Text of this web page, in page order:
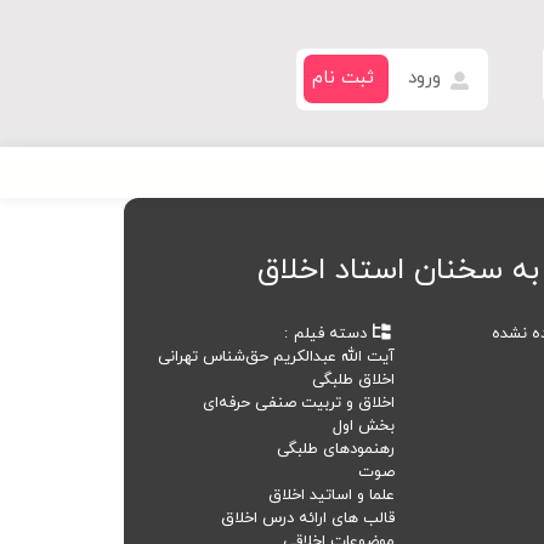
ورود ثبت نام
سخنان استاد اخلاق
نشده
دسته فیلم
آیت الله عبدالکریم حق‌شناس تهرانی
اخلاق طلبگی
اخلاق و تربیت صنفی حرفه‌ای
بخش اول
رهنمودهای طلبگی
صوت
علما و اساتید اخلاق
قالب های ارائه درس اخلاق